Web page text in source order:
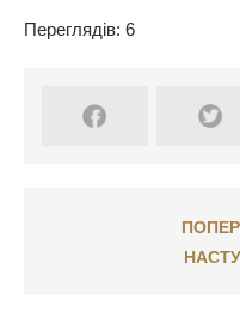
Переглядів: 6